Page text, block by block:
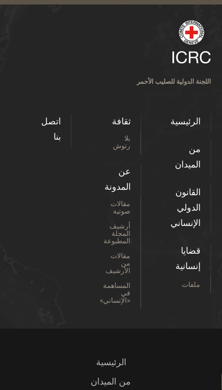
اللجنة الدولية للصليب الأحمر
الرئيسية
من
الميدان
القانون
الدولي
الإنساني
قضايا
إنسانية
ملفات
ثقافة
بلا
رتوش
عن
المدونة
مقالات
صوتية
أرشيف
المجلة
المطبوعة
مقالات
من
الأرشيف
المساهمة
في
«الإنساني»
اتصل
بنا
الرئيسية
من الميدان